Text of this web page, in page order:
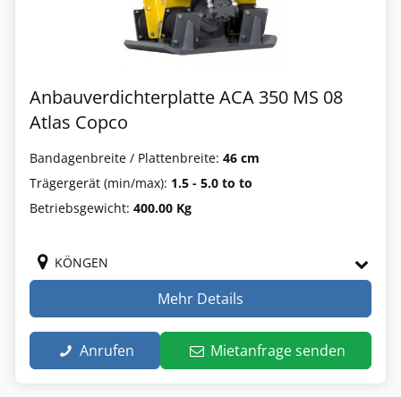
Anbauverdichterplatte ACA 350 MS 08
Atlas Copco
Bandagenbreite / Plattenbreite: 46 cm
Trägergerät (min/max): 1.5 - 5.0 to to
Betriebsgewicht: 400.00 Kg
KÖNGEN
Mehr Details
Anrufen Mietanfrage senden